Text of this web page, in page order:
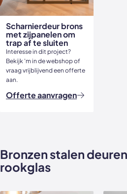
Scharnierdeur brons
met zijpanelen om
trap af te sluiten
Interesse in dit project?
Bekijk 'm in de webshop of
vraag vrijblijvend een offerte
aan.
Offerte aanvragen
Bronzen stalen
rookglas